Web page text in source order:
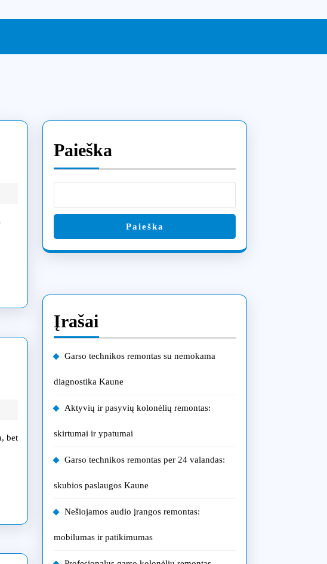
Paieška
Paieška
Įrašai
Garso technikos remontas su nemokama
diagnostika Kaune
Aktyvių ir pasyvių kolonėlių remontas:
skirtumai ir ypatumai
Garso technikos remontas per 24 valandas:
skubios paslaugos Kaune
Nešiojamos audio įrangos remontas:
mobilumas ir patikimumas